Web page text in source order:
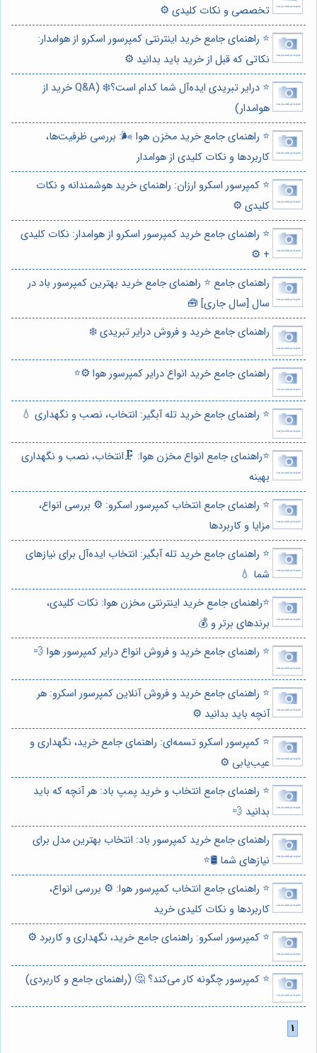
تخصصی و نکات کلیدی ⚙️
⭐️ راهنمای جامع خرید اینترنتی کمپرسور اسکرو از هوامدار:
نکاتی که قبل از خرید باید بدانید ⚙️
⭐️ درایر تبریدی ایده‌آل شما کدام است؟❄️ (Q&A خرید از
هوامدار)
⭐️ راهنمای جامع خرید مخزن هوا 🌬️: بررسی ظرفیت‌ها،
کاربردها و نکات کلیدی از هوامدار
⭐️ کمپرسور اسکرو ارزان: راهنمای خرید هوشمندانه و نکات
کلیدی ⚙️
⭐️ راهنمای جامع خرید کمپرسور اسکرو از هوامدار: نکات کلیدی
+ ⚙️
راهنمای جامع ⭐️ راهنمای جامع خرید بهترین کمپرسور باد در
سال [سال جاری] 🧰
راهنمای جامع خرید و فروش درایر تبریدی ❄️
راهنمای جامع خرید انواع درایر کمپرسور هوا ⚙️⭐️
⭐️ راهنمای جامع خرید تله آبگیر: انتخاب، نصب و نگهداری 💧
⭐️راهنمای جامع انواع مخزن هوا: 🗜️انتخاب، نصب و نگهداری
بهینه
⭐️ راهنمای جامع انتخاب کمپرسور اسکرو: ⚙️ بررسی انواع،
مزایا و کاربردها
⭐️ راهنمای جامع خرید تله آبگیر: انتخاب ایده‌آل برای نیازهای
شما 💧
⭐️راهنمای جامع خرید اینترنتی مخزن هوا: نکات کلیدی،
برندهای برتر و 💰
⭐️ راهنمای جامع خرید و فروش انواع درایر کمپرسور هوا 💨
⭐️ راهنمای جامع خرید و فروش آنلاین کمپرسور اسکرو: هر
آنچه باید بدانید ⚙️
⭐️ کمپرسور اسکرو تسمه‌ای: راهنمای جامع خرید، نگهداری و
عیب‌یابی ⚙️
⭐️ راهنمای جامع انتخاب و خرید پمپ باد: هر آنچه که باید
بدانید 💨
راهنمای جامع خرید کمپرسور باد: انتخاب بهترین مدل برای
نیازهای شما 🛢️⭐️
⭐️ راهنمای جامع انتخاب کمپرسور هوا: ⚙️ بررسی انواع،
کاربردها و نکات کلیدی خرید
⭐️ کمپرسور اسکرو: راهنمای جامع خرید، نگهداری و کاربرد ⚙️
⭐️ کمپرسور چگونه کار می‌کند؟ 🤔 (راهنمای جامع و کاربردی)